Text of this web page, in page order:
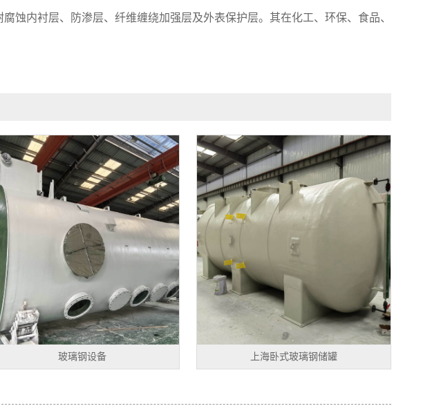
蚀内衬层、防渗层、纤维缠绕加强层及外表保护层。其在化工、环保、食品、
玻璃钢设备 上海卧式玻璃钢储罐